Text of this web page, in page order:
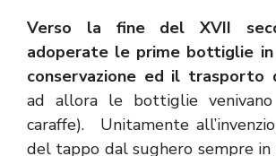
Verso la fine del XVII
adoperate le prime bottiglie
conservazione ed il trasporto
ad allora le bottiglie
caraffe). Unitamente
del tappo dal sughero sempre in